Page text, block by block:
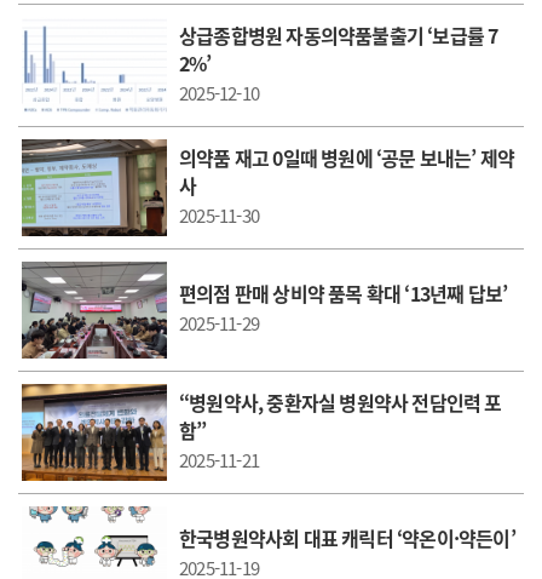
상급종합병원 자동의약품불출기 ‘보급률 7
2%’
2025-12-10
의약품 재고 0일때 병원에 ‘공문 보내는’ 제약
사
2025-11-30
편의점 판매 상비약 품목 확대 ‘13년째 답보’
2025-11-29
“병원약사, 중환자실 병원약사 전담인력 포
함”
2025-11-21
한국병원약사회 대표 캐릭터 ‘약온이·약든이’
2025-11-19